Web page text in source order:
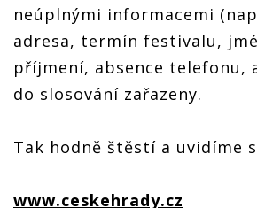
neúplnými informacemi
adresa, termín festivalu,
příjmení, absence telefonu,
do slosování zařazeny.
Tak hodně štěstí a uvidíme
www.ceskehrady.cz